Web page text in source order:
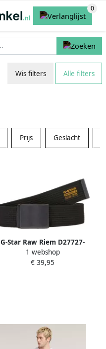
Wis filters Alle filters
Prijs Geslacht
G-Star Raw Riem D27727-
E046-H707 BLACK METAL
DKMETAL
1 webshop
€ 39,95